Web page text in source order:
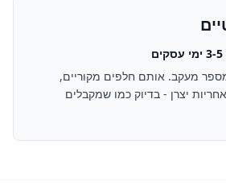
מעקב. אותם חלפים מקוריים,
יצרן - בדיוק כמו שמקבלים